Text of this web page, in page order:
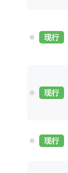
现行
现行
现行